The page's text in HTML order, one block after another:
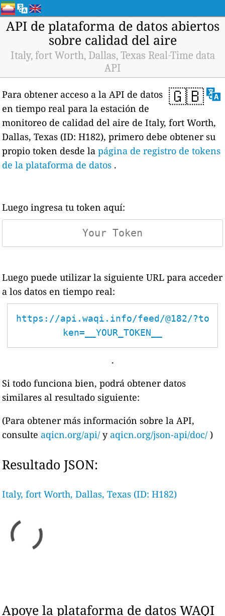
API de plataforma de datos abiertos
sobre calidad del aire
Italy, fort Worth, Dallas, Texas Real-Time data
API
🇬🇧
Para obtener acceso a la API de datos
en tiempo real para la estación de
monitoreo de calidad del aire de Italy, fort Worth,
Dallas, Texas (ID: H182), primero debe obtener su
propio token desde lapágina de registro de tokens
de la plataforma de datos .
Luego ingresa tu token aquí:
Luego puede utilizar la siguiente URL para acceder
a los datos en tiempo real:
https://api.waqi.info/feed/@182/?to
ken=__YOUR_TOKEN__
.
Si todo funciona bien, podrá obtener datos
similares al resultado siguiente:
(Para obtener más información sobre la API,
consulte aqicn.org/api/ y aqicn.org/json-api/doc/ )
Resultado JSON:
Italy, fort Worth, Dallas, Texas (ID: H182)
Apoye la plataforma de datos WAQI